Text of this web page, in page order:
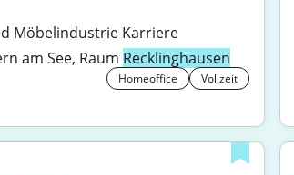
Möbelindustrie Karriere
am See, Raum Recklinghausen
Homeoffice Vollzeit